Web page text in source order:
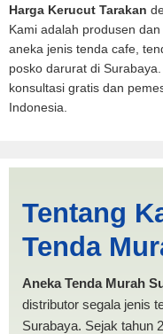
Harga Kerucut Tarakan
Kami adalah produsen
aneka jenis tenda cafe,
posko darurat di
konsultasi gratis dan
Indonesia.
MURAH
Tentang
Tenda
Aneka Tenda Murah
distributor segala jenis
Surabaya. Sejak tahun